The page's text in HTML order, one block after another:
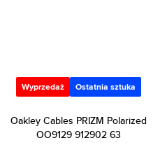
Wyprzedaż Ostatnia sztuka
Oakley Cables PRIZM Polarized
OO9129 912902 63